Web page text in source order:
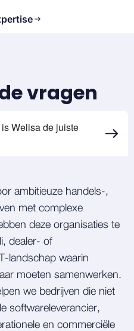
vragen
Welisa de juiste
ambitieuze handels-,
met complexe
deze organisaties te
dealer- of
landschap waarin
moeten samenwerken.
we bedrijven die niet
softwareleverancier,
en commerciële